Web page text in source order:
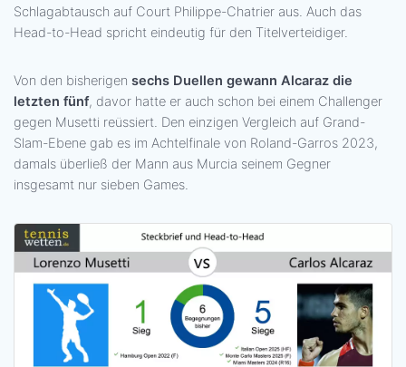
Schlagabtausch auf Court Philippe-Chatrier aus. Auch das
Head-to-Head spricht eindeutig für den Titelverteidiger.
Von den bisherigen sechs Duellen gewann Alcaraz die
letzten fünf, davor hatte er auch schon bei einem Challenger
gegen Musetti reüssiert. Den einzigen Vergleich auf Grand-
Slam-Ebene gab es im Achtelfinale von Roland-Garros 2023,
damals überließ der Mann aus Murcia seinem Gegner
insgesamt nur sieben Games.